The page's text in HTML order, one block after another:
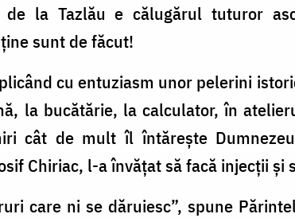
de la Tazlău e călugărul tuturor
sunt de făcut!
cu entuziasm unor pelerini
la bucătărie, la calculator, în
cât de mult îl întăreşte
Chiriac, l-a învățat să facă injecții și
care ni se dăruiesc”, spune